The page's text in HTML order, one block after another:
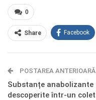
0
Share Facebook
Telegram OK.ru
POSTAREA ANTERIOARĂ
Substanțe anabolizante
descoperite într-un colet